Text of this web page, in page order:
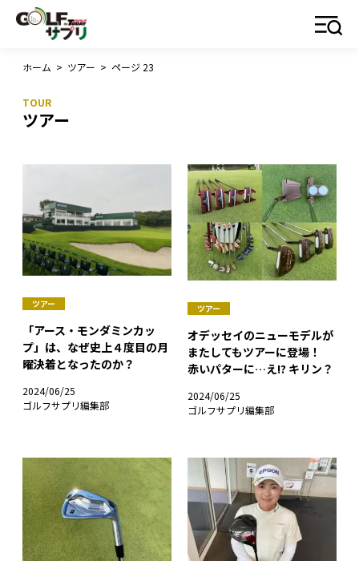
ホーム > ツアー > ページ 23
ツアー
ツアー
「アース・モンダミンカッ
プ」は、なぜ史上４度目の月
曜決着となったのか？
2024/06/25
ゴルフサプリ編集部
ツアー
オデッセイのニューモデルが
またしてもツアーに登場！
赤いパターに…え!? キリン？
2024/06/25
ゴルフサプリ編集部